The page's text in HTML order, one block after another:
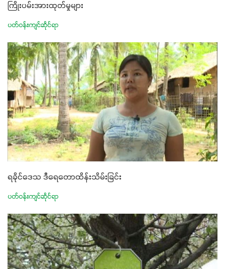
ကြိုးပမ်းအားထုတ်မှုများ
ပတ်ဝန်းကျင်ဆိုင်ရာ
ရခိုင်ဒေသ ဒီရေတောထိန်းသိမ်းခြင်း
ပတ်ဝန်းကျင်ဆိုင်ရာ